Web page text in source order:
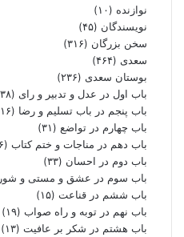
نوازنده (۱۰)
نویسندگان (۴۵)
سخن بزرگان (۳۱۶)
سعدی (۴۶۴)
بوستان سعدی (۲۳۶)
باب اول در عدل و تدبیر و رای (۳۸)
باب پنجم در باب تسلیم و رضا (۱۶)
باب چهارم در تواضع (۳۱)
باب دهم در مناجات و ختم کتاب (۶)
باب دوم در احسان (۳۳)
باب سوم در عشق و مستی و شور
باب ششم در قناعت (۱۵)
باب نهم در توبه و راه صواب (۱۹)
باب هشتم در شکر بر عافیت (۱۳)